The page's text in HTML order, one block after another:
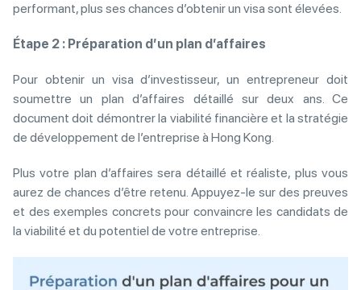
performant, plus ses chances d’obtenir un visa sont élevées.
Étape 2 : Préparation d’un plan d’affaires
Pour obtenir un visa d’investisseur, un entrepreneur doit
soumettre un plan d’affaires détaillé sur deux ans. Ce
document doit démontrer la viabilité financière et la stratégie
de développement de l’entreprise à Hong Kong.
Plus votre plan d’affaires sera détaillé et réaliste, plus vous
aurez de chances d’être retenu. Appuyez-le sur des preuves
et des exemples concrets pour convaincre les candidats de
la viabilité et du potentiel de votre entreprise.